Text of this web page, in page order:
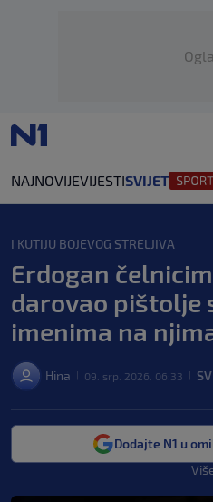
NAJNOVIJEVIJESTISVIJET
I KUTIJU BOJEVOG STRELJIVA
Erdogan
darovao pištolje
imenima na
Hina 09. srp. 2026. 06:33
Dodajte N1 u